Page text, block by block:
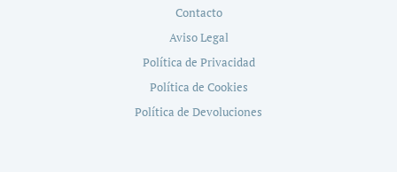
Contacto
Aviso Legal
Política de Privacidad
Política de Cookies
Política de Devoluciones